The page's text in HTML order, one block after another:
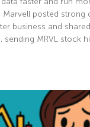
Marvell posted strong
business and
sending MRVL stock